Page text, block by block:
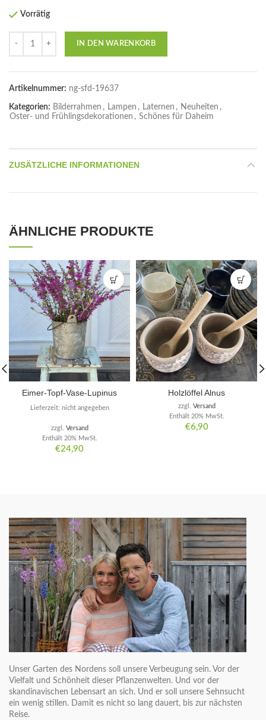
Vorrätig
IN DEN WARENKORB
Artikelnummer: ng-sfd-19637
Kategorien: Bilderrahmen , Lampen , Laternen , Neuheiten ,
Oster- und Frühlingsdekorationen , Schönes für Daheim
ZUSÄTZLICHE INFORMATIONEN
ÄHNLICHE PRODUKTE
Eimer-Topf-Vase-Lupinus
€24,90
Enthält 20% MwSt.
zzgl. Versand
Lieferzeit: nicht angegeben
Holzlöffel Alnus
€6,90
Enthält 20% MwSt.
zzgl. Versand
Unser Garten des Nordens soll unsere Verbeugung sein. Vor der
Vielfalt und Schönheit dieser Pflanzenwelten. Und vor der
skandinavischen Lebensart an sich. Und er soll unsere Sehnsucht
ein wenig stillen. Damit es nicht so lang dauert, bis zur nächsten
Reise.